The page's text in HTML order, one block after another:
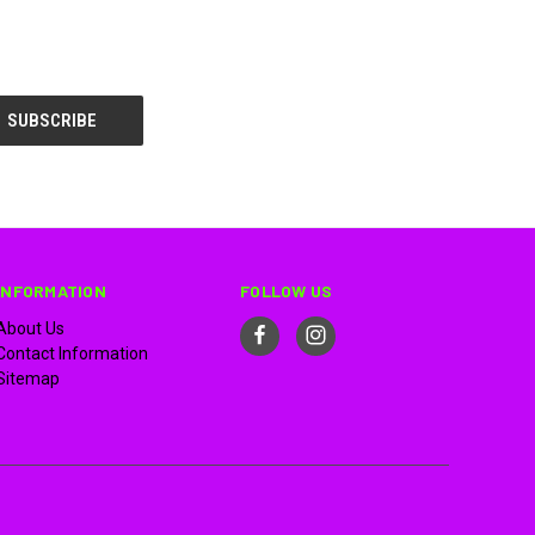
Us
Information
FOLLOW US